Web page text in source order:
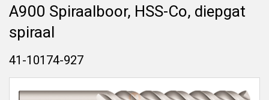
A900 Spiraalboor, HSS-Co, diepgat
spiraal
41-10174-927